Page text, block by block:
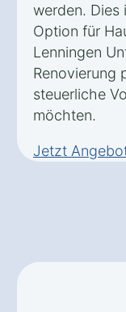
werden. Dies
Option für
Lenningen
Renovierung
steuerliche
möchten.
Jetzt